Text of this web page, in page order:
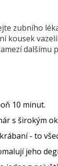
zubního
kousek
dalšímu
10 minut.
s širokým
- to
jeho